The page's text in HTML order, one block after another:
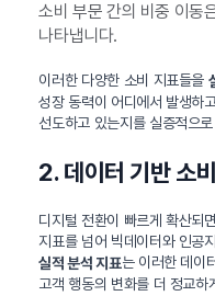
소비 부문 간의 비중 이동
나타냅니다.
이러한 다양한 소비 지표들을
성장 동력이 어디에서 발생하
선도하고 있는지를 실증적으
2. 데이터 기반 소
디지털 전환이 빠르게 확산되
지표를 넘어 빅데이터와 인공
실적 분석 지표는 이러한 데이
고객 행동의 변화를 더 정교하